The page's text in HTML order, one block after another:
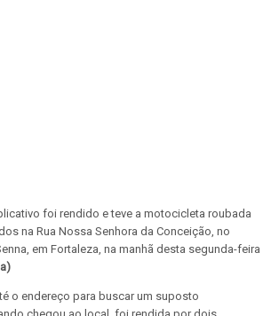
foi rendido e teve a motocicleta roubada
na Rua Nossa Senhora da Conceição, no
em Fortaleza, na manhã desta segunda-feira
o endereço para buscar um suposto